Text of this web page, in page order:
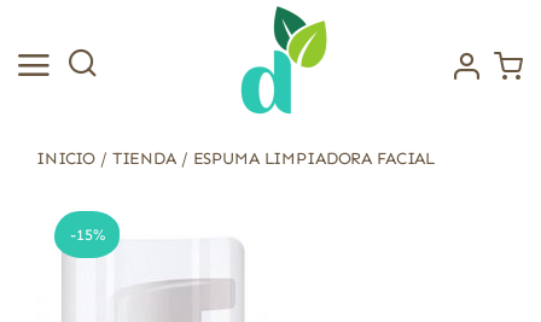
contenido
INICIO / TIENDA/ ESPUMA LIMPIADORA FACIAL
-15%